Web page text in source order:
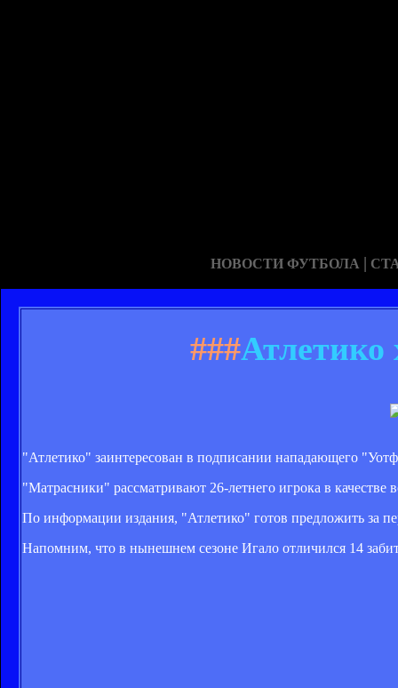
НОВОСТИ ФУТБОЛА |
###Атлетико
"Атлетико" заинтересован в подписании нападающего
"Матрасники" рассматривают 26-летнего игрока в
По информации издания, "Атлетико" готов предложить за
Напомним, что в нынешнем сезоне Игало отличился 14